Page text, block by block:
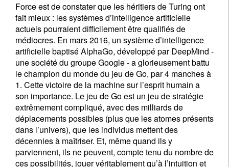
Force est de constater que les héritiers de Turing ont
fait mieux : les systèmes d’intelligence artificielle
actuels pourraient difficilement être qualifiés de
médiocres. En mars 2016, un système d’intelligence
artificielle baptisé AlphaGo, développé par DeepMind -
une société du groupe Google - a glorieusement battu
le champion du monde du jeu de Go, par 4 manches à
1. Cette victoire de la machine sur l’esprit humain a
son importance. Le jeu de Go est un jeu de stratégie
extrêmement compliqué, avec des milliards de
déplacements possibles (plus que les atomes présents
dans l’univers), que les individus mettent des
décennies à maîtriser. Et, même quand ils y
parviennent, ils ne peuvent, compte tenu du nombre de
ces possibilités, jouer véritablement qu’à l’intuition et